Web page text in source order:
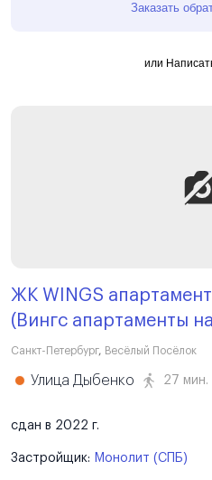
Заказать
или
ЖК WINGS
(Вингс апартаменты
Санкт-Петербург, Весёлый Посёлок
Улица Дыбенко 27 мин.
сдан в 2022 г.
Застройщик: Монолит (СПБ)